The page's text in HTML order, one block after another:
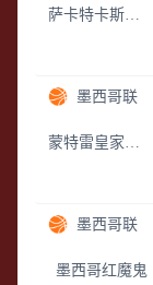
墨西哥联
墨西哥联
墨西哥红魔鬼